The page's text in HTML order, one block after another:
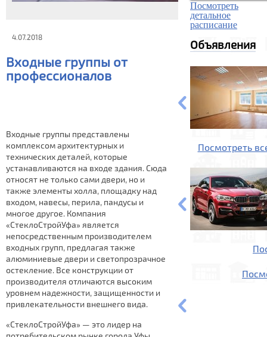
4.07.2018
Входные группы от
профессионалов
Входные группы представлены
комплексом архитектурных и
технических деталей, которые
устанавливаются на входе здания. Сюда
относят не только сами двери, но и
также элементы холла, площадку над
входом, навесы, перила, пандусы и
многое другое. Компания
«СтеклоСтройУфа» является
непосредственным производителем
входных групп, предлагая также
алюминиевые двери и светопрозрачное
остекление. Все конструкции от
производителя отличаются высоким
уровнем надежности, защищенности и
привлекательности внешнего вида.
«СтеклоСтройУфа» — это лидер на
Посмотреть
детальное
расписание
Объявления
Посмотреть